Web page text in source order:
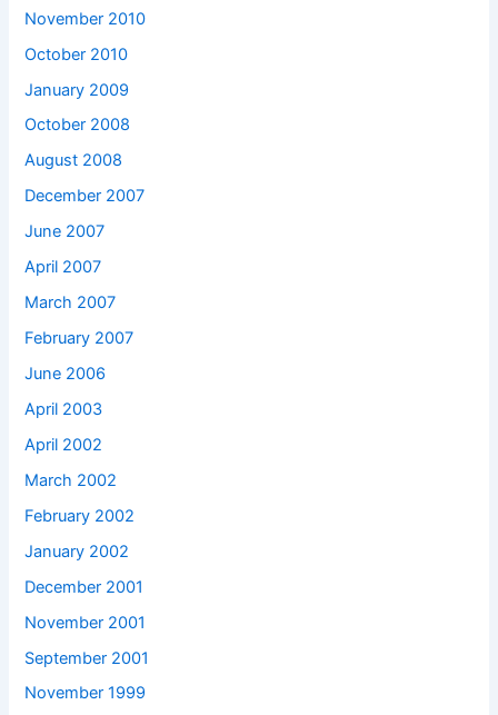
November 2010
October 2010
January 2009
October 2008
August 2008
December 2007
June 2007
April 2007
March 2007
February 2007
June 2006
April 2003
April 2002
March 2002
February 2002
January 2002
December 2001
November 2001
September 2001
November 1999